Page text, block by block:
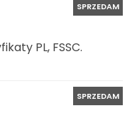
SPRZEDAM
PL, FSSC.
SPRZEDAM